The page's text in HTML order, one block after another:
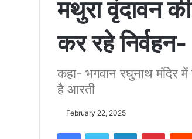
फीट
उंची
मथुरा वृंदावन
कर रहे
कहा- भगवान रघुनाथ मंदिर
है आरती
February 22, 2025